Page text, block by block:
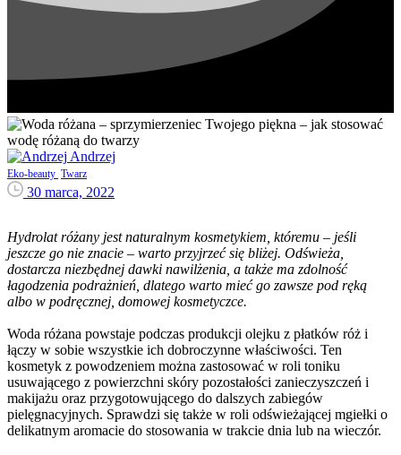
Andrzej
Eko-beauty Twarz
30 marca, 2022
Hydrolat różany jest naturalnym kosmetykiem, któremu – jeśli
jeszcze go nie znacie – warto przyjrzeć się bliżej. Odświeża,
dostarcza niezbędnej dawki nawilżenia, a także ma zdolność
łagodzenia podrażnień, dlatego warto mieć go zawsze pod ręką
albo w podręcznej, domowej kosmetyczce.
Woda różana powstaje podczas produkcji olejku z płatków róż i
łączy w sobie wszystkie ich dobroczynne właściwości. Ten
kosmetyk z powodzeniem można zastosować w roli toniku
usuwającego z powierzchni skóry pozostałości zanieczyszczeń i
makijażu oraz przygotowującego do dalszych zabiegów
pielęgnacyjnych. Sprawdzi się także w roli odświeżającej mgiełki o
delikatnym aromacie do stosowania w trakcie dnia lub na wieczór.